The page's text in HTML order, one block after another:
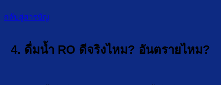
กลับสู่สารบัญ
4. ดื่มน้ำ RO ดีจริงไหม? อันตรายไหม?